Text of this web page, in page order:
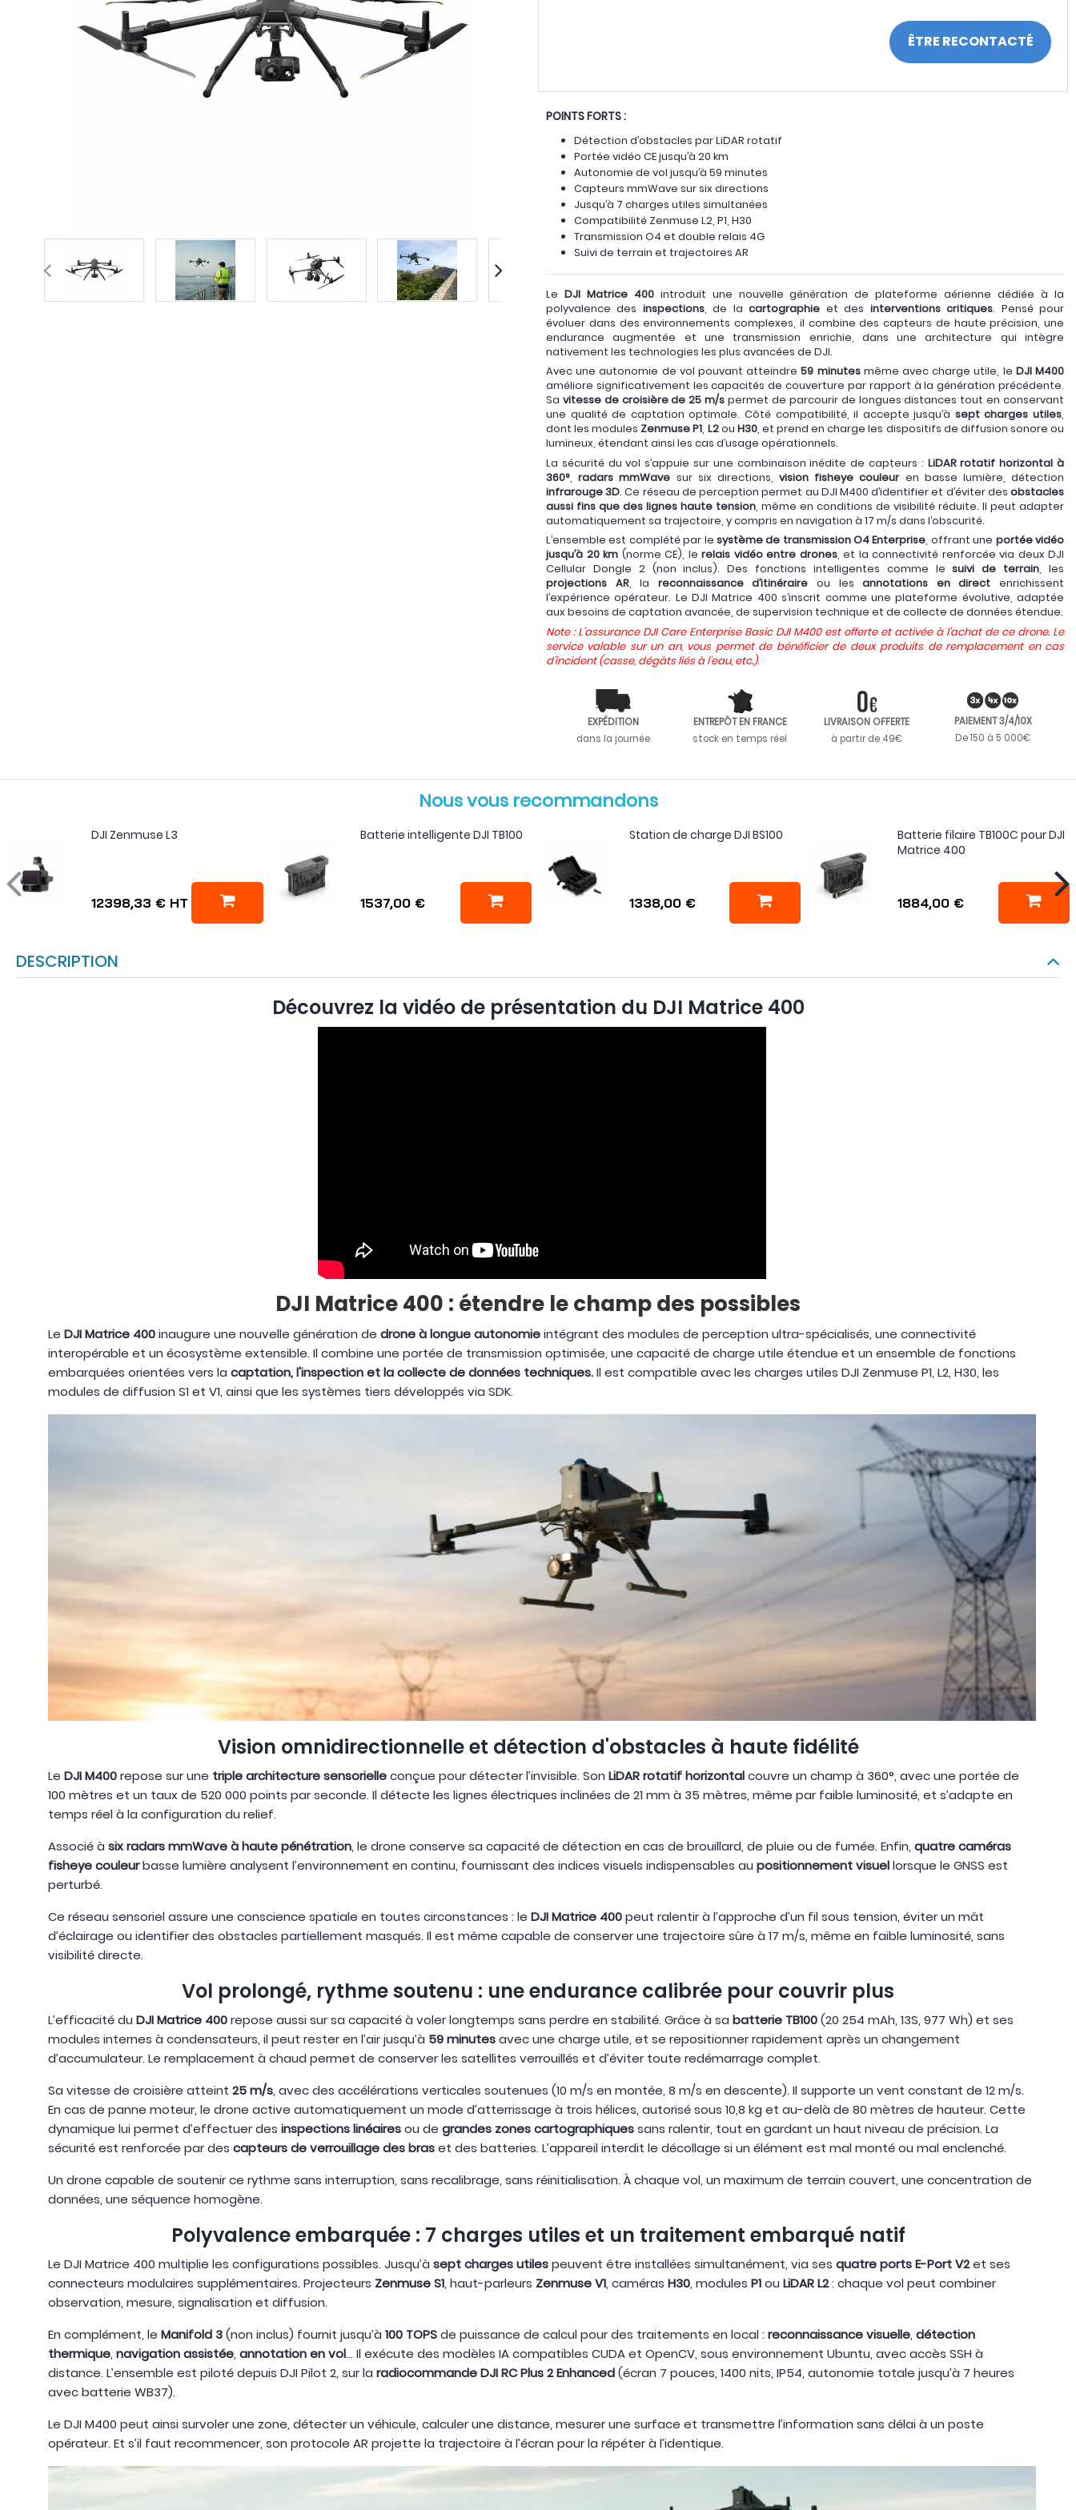
ÊTRE RECONTACTÉ
POINTS FORTS :
Détection d’obstacles par LiDAR rotatif
Portée vidéo CE jusqu’à 20 km
Autonomie de vol jusqu’à 59 minutes
Capteurs mmWave sur six directions
Jusqu’à 7 charges utiles simultanées
Compatibilité Zenmuse L2, P1, H30
Transmission O4 et double relais 4G
Suivi de terrain et trajectoires AR
Le DJI Matrice 400introduit une nouvelle génération de plateforme aérienne dédiée à la
polyvalence des inspections, de lacartographie et des interventions critiques. Pensé pour
évoluer dans des environnements complexes, il combine des capteurs de haute précision, une
endurance augmentée et une transmission enrichie, dans une architecture qui intègre
nativement les technologies les plus avancées de DJI.
Avec une autonomie de vol pouvant atteindre 59 minutesmême avec charge utile, le DJI M400
améliore significativement les capacités de couverture par rapport à la génération précédente.
Sa vitesse de croisière de 25 m/s permet de parcourir de longues distances tout en conservant
une qualité de captation optimale. Côté compatibilité, il accepte jusqu’à sept charges utiles,
dont les modules Zenmuse P1, L2ou H30, et prend en charge les dispositifs de diffusion sonore ou
lumineux, étendant ainsi les cas d’usage opérationnels.
La sécurité du vol s’appuie sur une combinaison inédite de capteurs : LiDAR rotatif horizontal à
360° ,radars mmWave sur six directions,vision fisheye couleuren basse lumière, détection
infrarouge 3D. Ce réseau de perception permet au DJI M400 d’identifier et d’éviter desobstacles
aussi fins que des lignes haute tension , même en conditions de visibilité réduite. Il peut adapter
automatiquement sa trajectoire, y compris en navigation à 17 m/s dans l’obscurité.
L’ensemble est complété par le système de transmission O4 Enterprise, offrant une portée vidéo
jusqu’à 20 km (norme CE), le relais vidéo entre drones, et la connectivité renforcée via deux DJI
Cellular Dongle 2 (non inclus). Des fonctions intelligentes comme lesuivi de terrain, les
projections AR, la reconnaissance d’itinéraire ou lesannotations en direct enrichissent
l’expérience opérateur. Le DJI Matrice 400 s’inscrit comme une plateforme évolutive, adaptée
aux besoins de captation avancée, de supervision technique et de collecte de données étendue.
Note : L'assurance DJI Care Enterprise Basic DJI M400 est offerte et activée à l'achat de ce drone. Le
service valable sur un an, vous permet de bénéficier de deux produits de remplacement en cas
d'incident (casse, dégâts liés à l'eau, etc.).
EXPÉDITION
dans la journée
ENTREPÔT EN FRANCE
stock en temps réel
LIVRAISON OFFERTE
à partir de 49€
PAIEMENT 3/4/10X
De 150 à 5 000€
Nous vous recommandons
DJI Zenmuse L3
12398,33 € HT
Batterie intelligente DJI TB100
1537,00 €
Station de charge DJI BS100
1338,00 €
Batterie filaire TB100C pour DJI
Matrice 400
1884,00 €
DESCRIPTION
Découvrez la vidéo de présentation du DJI Matrice 400
DJI Matrice 400 : étendre le champ des possibles
Le DJI Matrice 400inaugure une nouvelle génération de drone à longue autonomieintégrant des modules de perception ultra-spécialisés, une connectivité
interopérable et un écosystème extensible. Il combine une portée de transmission optimisée, une capacité de charge utile étendue et un ensemble de fonctions
embarquées orientées vers la captation, l'inspection et la collecte de données techniques.Il est compatible avec les charges utiles DJI Zenmuse P1, L2, H30, les
modules de diffusion S1 et V1, ainsi que les systèmes tiers développés via SDK.
Vision omnidirectionnelle et détection d'obstacles à haute fidélité
Le DJI M400repose sur une triple architecture sensorielleconçue pour détecter l’invisible. Son LiDAR rotatif horizontalcouvre un champ à 360°, avec une portée de
100 mètres et un taux de 520 000 points par seconde. Il détecte les lignes électriques inclinées de 21 mm à 35 mètres, même par faible luminosité, et s’adapte en
temps réel à la configuration du relief.
Associé à six radars mmWave à haute pénétration, le drone conserve sa capacité de détection en cas de brouillard, de pluie ou de fumée. Enfin, quatre caméras
fisheye couleurbasse lumière analysent l’environnement en continu, fournissant des indices visuels indispensables au positionnement visuellorsque le GNSS est
perturbé.
Ce réseau sensoriel assure une conscience spatiale en toutes circonstances : le DJI Matrice 400peut ralentir à l’approche d’un fil sous tension, éviter un mât
d’éclairage ou identifier des obstacles partiellement masqués. Il est même capable de conserver une trajectoire sûre à 17 m/s, même en faible luminosité, sans
visibilité directe.
Vol prolongé, rythme soutenu : une endurance calibrée pour couvrir plus
L’efficacité du DJI Matrice 400repose aussi sur sa capacité à voler longtemps sans perdre en stabilité. Grâce à sa batterie TB100(20 254 mAh, 13S, 977 Wh) et ses
modules internes à condensateurs, il peut rester en l’air jusqu’à 59 minutesavec une charge utile, et se repositionner rapidement après un changement
d’accumulateur. Le remplacement à chaud permet de conserver les satellites verrouillés et d’éviter toute redémarrage complet.
Sa vitesse de croisière atteint 25 m/s, avec des accélérations verticales soutenues (10 m/s en montée, 8 m/s en descente). Il supporte un vent constant de 12 m/s.
En cas de panne moteur, le drone active automatiquement un mode d’atterrissage à trois hélices, autorisé sous 10,8 kg et au-delà de 80 mètres de hauteur. Cette
dynamique lui permet d’effectuer des inspections linéairesou de grandes zones cartographiquessans ralentir, tout en gardant un haut niveau de précision. La
sécurité est renforcée par des capteurs de verrouillage des braset des batteries. L’appareil interdit le décollage si un élément est mal monté ou mal enclenché.
Un drone capable de soutenir ce rythme sans interruption, sans recalibrage, sans réinitialisation. À chaque vol, un maximum de terrain couvert, une concentration de
données, une séquence homogène.
Polyvalence embarquée : 7 charges utiles et un traitement embarqué natif
Le DJI Matrice 400 multiplie les configurations possibles. Jusqu’à sept charges utilespeuvent être installées simultanément, via ses quatre ports E-Port V2et ses
connecteurs modulaires supplémentaires. Projecteurs Zenmuse S1, haut-parleurs Zenmuse V1, caméras H30, modules P1ou LiDAR L2: chaque vol peut combiner
observation, mesure, signalisation et diffusion.
En complément, le Manifold 3(non inclus) fournit jusqu’à 100 TOPSde puissance de calcul pour des traitements en local : reconnaissance visuelle, détection
thermique, navigation assistée, annotation en vol… Il exécute des modèles IA compatibles CUDA et OpenCV, sous environnement Ubuntu, avec accès SSH à
distance. L’ensemble est piloté depuis DJI Pilot 2, sur la radiocommande DJI RC Plus 2 Enhanced(écran 7 pouces, 1400 nits, IP54, autonomie totale jusqu’à 7 heures
avec batterie WB37).
Le DJI M400 peut ainsi survoler une zone, détecter un véhicule, calculer une distance, mesurer une surface et transmettre l’information sans délai à un poste
opérateur. Et s’il faut recommencer, son protocole AR projette la trajectoire à l’écran pour la répéter à l’identique.